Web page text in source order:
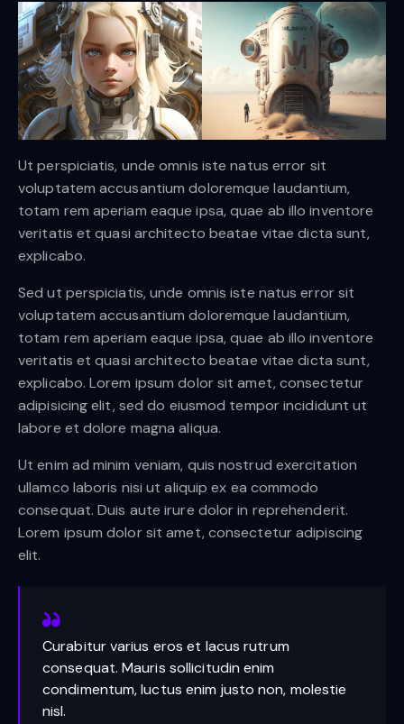
Ut perspiciatis, unde omnis iste natus error sit
voluptatem accusantium doloremque laudantium,
totam rem aperiam eaque ipsa, quae ab illo inventore
veritatis et quasi architecto beatae vitae dicta sunt,
explicabo.
Sed ut perspiciatis, unde omnis iste natus error sit
voluptatem accusantium doloremque laudantium,
totam rem aperiam eaque ipsa, quae ab illo inventore
veritatis et quasi architecto beatae vitae dicta sunt,
explicabo. Lorem ipsum dolor sit amet, consectetur
adipisicing elit, sed do eiusmod tempor incididunt ut
labore et dolore magna aliqua.
Ut enim ad minim veniam, quis nostrud exercitation
ullamco laboris nisi ut aliquip ex ea commodo
consequat. Duis aute irure dolor in reprehenderit.
Lorem ipsum dolor sit amet, consectetur adipiscing
elit.
Curabitur varius eros et lacus rutrum
consequat. Mauris sollicitudin enim
condimentum, luctus enim justo non, molestie
nisl.